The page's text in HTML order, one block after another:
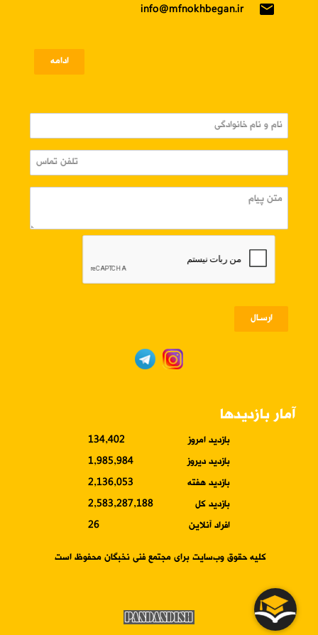
email
info@mfnokhbegan.ir
ادامه
ارسـال
آمار بازدیدها
بازدید امروز
134,402
بازدید دیروز
1,985,984
بازدید هفته
2,136,053
بازدید کل
2,583,287,188
افراد آنلاین
26
کلیه حقوق وب‌سایت برای مجتمع فنی نخبگان محفوظ است